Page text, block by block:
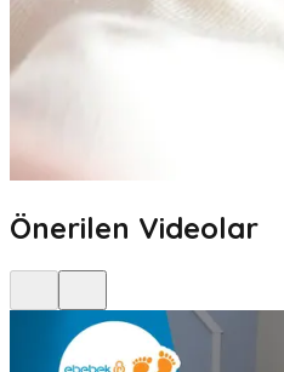
Önerilen Videolar